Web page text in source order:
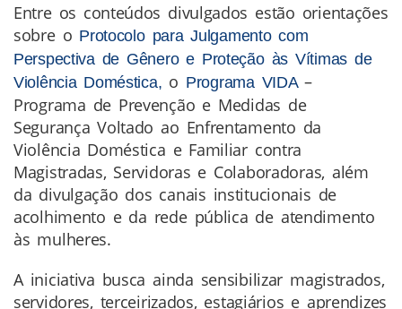
Entre os conteúdos divulgados estão orientações
sobre o Protocolo para Julgamento com
Perspectiva de Gênero e Proteção às Vítimas de
Violência Doméstica, o Programa VIDA–
Programa de Prevenção e Medidas de
Segurança Voltado ao Enfrentamento da
Violência Doméstica e Familiar contra
Magistradas, Servidoras e Colaboradoras, além
da divulgação dos canais institucionais de
acolhimento e da rede pública de atendimento
às mulheres.
A iniciativa busca ainda sensibilizar magistrados,
servidores, terceirizados, estagiários e aprendizes